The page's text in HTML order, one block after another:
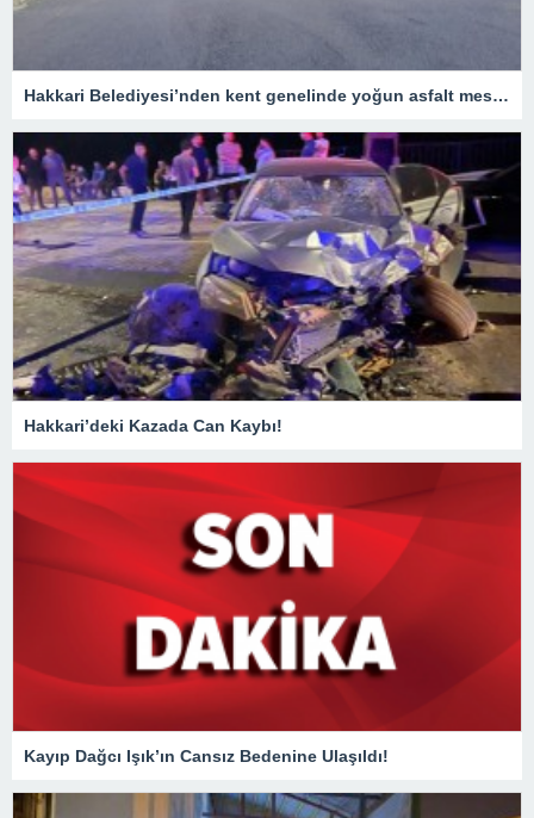
Hakkari Belediyesi’nden kent genelinde yoğun asfalt mesaisi
Hakkari’deki Kazada Can Kaybı!
Kayıp Dağcı Işık’ın Cansız Bedenine Ulaşıldı!